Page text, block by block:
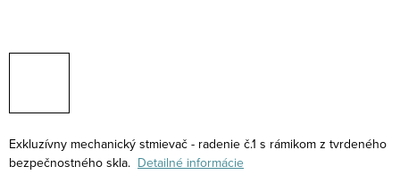
Exkluzívny mechanický stmievač - radenie č.1 s rámikom z tvrdeného
bezpečnostného skla. Detailné informácie